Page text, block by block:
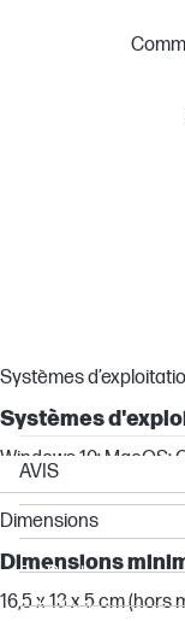
Systèmes
Systèmes
Windows 10; MacOS;
Dimensions
Dimensions
16,5 x 13 x 5 cm
AVIS
Victus by HP
ZBook
ProBook
EliteBook